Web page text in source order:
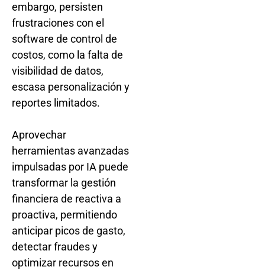
embargo, persisten
frustraciones con el
software de control de
costos, como la falta de
visibilidad de datos,
escasa personalización y
reportes limitados.
Aprovechar
herramientas avanzadas
impulsadas por IA puede
transformar la gestión
financiera de reactiva a
proactiva, permitiendo
anticipar picos de gasto,
detectar fraudes y
optimizar recursos en